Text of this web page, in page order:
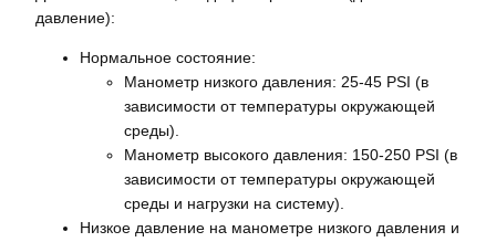
давление):
Нормальное состояние:
Манометр низкого давления: 25-45 PSI (в
зависимости от температуры окружающей
среды).
Манометр высокого давления: 150-250 PSI (в
зависимости от температуры окружающей
среды и нагрузки на систему).
Низкое давление на манометре низкого давления и